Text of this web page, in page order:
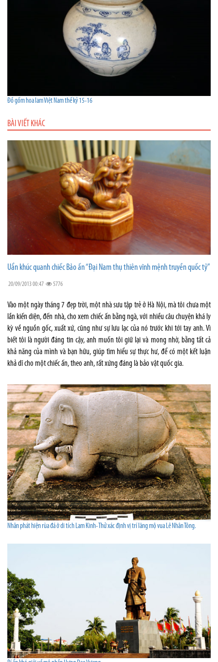
Đồ gốm hoa lam Việt Nam thế kỷ 15-16
BÀI VIẾT KHÁC
Uẩn khúc quanh chiếc Bảo ấn “Đại Nam thụ thiên vĩnh mệnh truyền quốc tỷ”
20/09/2013 00:47 5776
Vào một ngày tháng 7 đẹp trời, một nhà sưu tập trẻ ở Hà Nội, mà tôi chưa một
lần kiến diện, đến nhà, cho xem chiếc ấn bằng ngà, với nhiều câu chuyện khá ly
kỳ về nguồn gốc, xuất xứ, cũng như sự lưu lạc của nó trước khi tới tay anh. Vì
biết tôi là người đáng tin cậy, anh muốn tôi giữ lại và mong nhờ, bằng tất cả
khả năng của mình và bạn hữu, giúp tìm hiểu sự thực hư, để có một kết luận
khả dĩ cho một chiếc ấn, theo anh, rất xứng đáng là bảo vật quốc gia.
Nhân phát hiện rùa đá ở di tích Lam Kinh- Thử xác định vị trí lăng mộ vua Lê Nhân Tông.